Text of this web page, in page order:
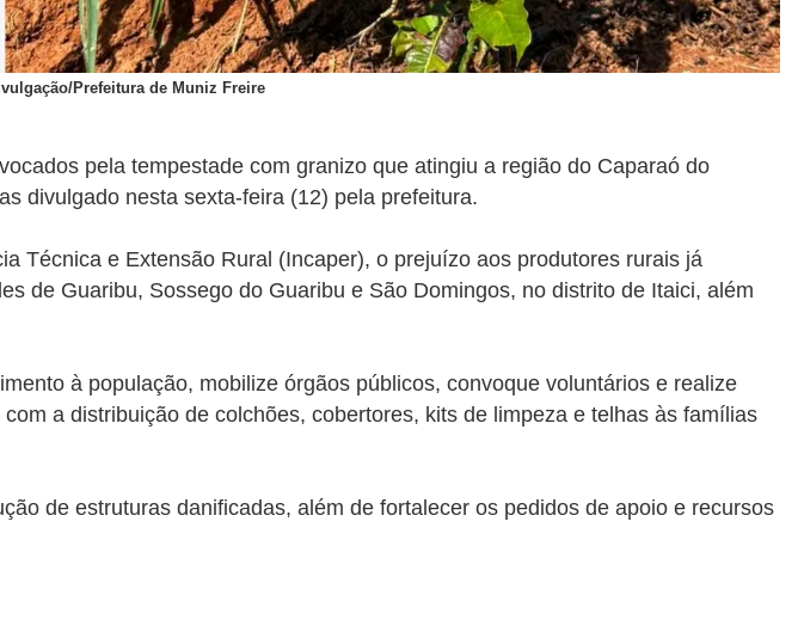
Prefeitura de Muniz Freire
pela tempestade com granizo que atingiu a região do Caparaó do
divulgado nesta sexta-feira (12) pela prefeitura.
Técnica e Extensão Rural (Incaper), o prejuízo aos produtores rurais já
de Guaribu, Sossego do Guaribu e São Domingos, no distrito de Itaici, além
à população, mobilize órgãos públicos, convoque voluntários e realize
a distribuição de colchões, cobertores, kits de limpeza e telhas às famílias
de estruturas danificadas, além de fortalecer os pedidos de apoio e recursos